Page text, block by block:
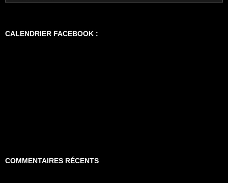
CALENDRIER FACEBOOK :
COMMENTAIRES RÉCENTS